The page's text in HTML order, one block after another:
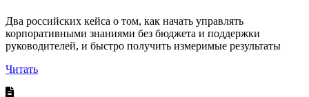
Два российских кейса о том, как начать управлять
корпоративными знаниями без бюджета и поддержки
руководителей, и быстро получить измеримые результаты
Читать